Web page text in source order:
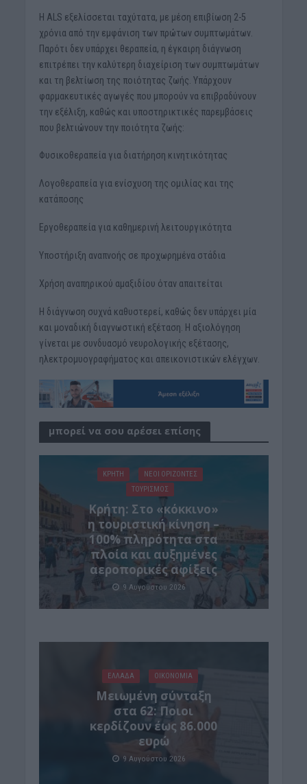
Η ALS εξελίσσεται ταχύτατα, με μέση επιβίωση 2-5
χρόνια από την εμφάνιση των πρώτων συμπτωμάτων.
Παρότι δεν υπάρχει θεραπεία, η έγκαιρη διάγνωση
επιτρέπει την καλύτερη διαχείριση των συμπτωμάτων
και τη βελτίωση της ποιότητας ζωής. Υπάρχουν
φαρμακευτικές αγωγές που μπορούν να επιβραδύνουν
την εξέλιξη, καθώς και υποστηρικτικές παρεμβάσεις
που βελτιώνουν την ποιότητα ζωής:
Φυσικοθεραπεία για διατήρηση κινητικότητας
Λογοθεραπεία για ενίσχυση της ομιλίας και της
κατάποσης
Εργοθεραπεία για καθημερινή λειτουργικότητα
Υποστήριξη αναπνοής σε προχωρημένα στάδια
Χρήση αναπηρικού αμαξιδίου όταν απαιτείται
Η διάγνωση συχνά καθυστερεί, καθώς δεν υπάρχει μία
και μοναδική διαγνωστική εξέταση. Η αξιολόγηση
γίνεται με συνδυασμό νευρολογικής εξέτασης,
ηλεκτρομυογραφήματος και απεικονιστικών ελέγχων.
μπορεί να σου αρέσει επίσης
ΚΡΗΤΗ
ΝΕΟΙ ΟΡΙΖΟΝΤΕΣ
ΤΟΥΡΙΣΜΟΣ
Κρήτη: Στο «κόκκινο»
η τουριστική κίνηση –
100% πληρότητα στα
πλοία και αυξημένες
αεροπορικές αφίξεις
9 Αυγούστου 2026
ΕΛΛΑΔΑ ΟΙΚΟΝΟΜΙΑ
Μειωμένη σύνταξη
στα 62: Ποιοι
κερδίζουν έως 86.000
ευρώ
9 Αυγούστου 2026